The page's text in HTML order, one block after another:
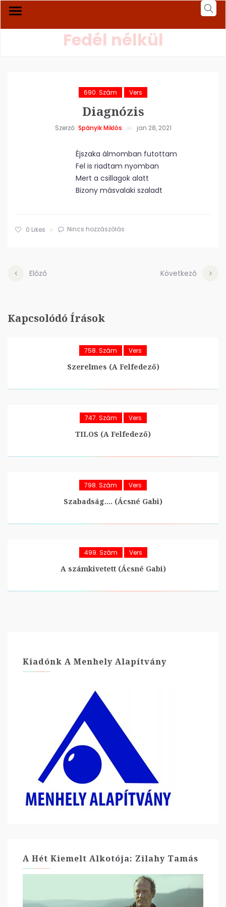
Fedél nélkül
690. Szám Vers
Diagnózis
Szerző: Spányik Miklós jan 28, 2021
Éjszaka álmomban futottam
Fel is riadtam nyomban
Mert a csillagok alatt
Bizony másvalaki szaladt
0 Likes Nincs hozzászólás
Előző Következő
Kapcsolódó Írások
758. Szám Vers
Szerelmes (A Felfedező)
747. Szám Vers
TILOS (A Felfedező)
798. Szám Vers
Szabadság…. (Ácsné Gabi)
499. Szám Vers
A számkivetett (Ácsné Gabi)
Kiadónk A Menhely Alapítvány
A Hét Kiemelt Alkotója: Zilahy Tamás